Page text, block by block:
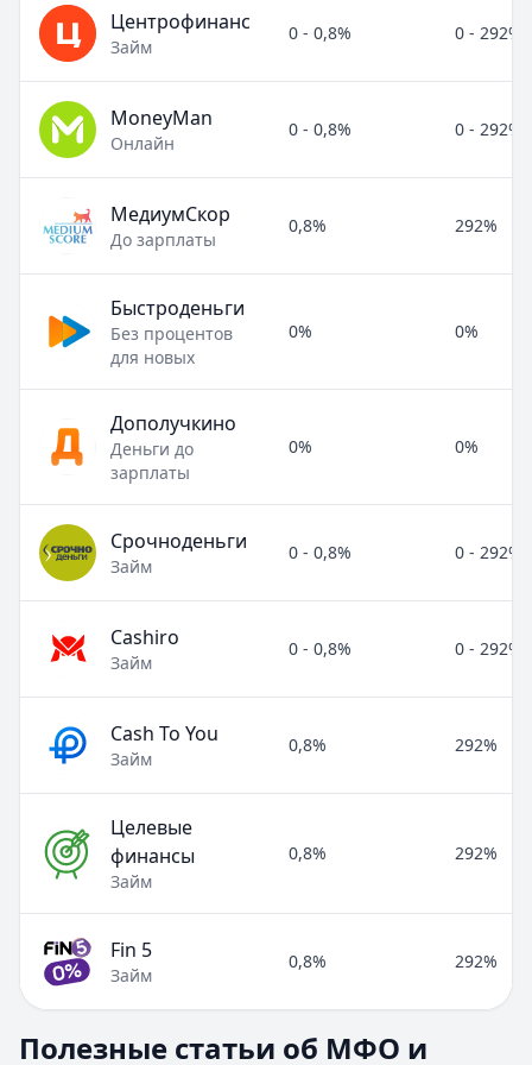
Центрофинанс
Займ
0 - 0,8% 0 - 292%
MoneyMan
Онлайн
0 - 0,8% 0 - 292%
МедиумСкор
До зарплаты
0,8% 292%
Быстроденьги
Без процентов
для новых
0% 0%
Дополучкино
Деньги до
зарплаты
0% 0%
Срочноденьги
Займ
0 - 0,8% 0 - 292%
Cashiro
Займ
0 - 0,8% 0 - 292%
Cash To You
Займ
0,8% 292%
Целевые
финансы
Займ
0,8% 292%
Fin 5
Займ
0,8% 292%
Раздел:МФО и микрозаймы. Всего статей: 8.
Полезные статьи об МФО и